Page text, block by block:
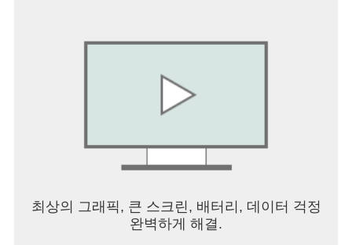
- 앨범 기능으로 학부모가 직접 보지 못한 아이의 다
양한 원 활동 모습을 공유할 수 있어요.
- 사진은 한 번에 100장까지 빠르게 첨부할 수 있어
● 우리 아이 성장앨범, 키즈노트북
범’을
원하시는 형태로(실물 포토북, PDF, 원본) 간직할 수
최상의 그래픽, 큰 스크린, 배터리, 데이터 걱정
완벽하게 해결.